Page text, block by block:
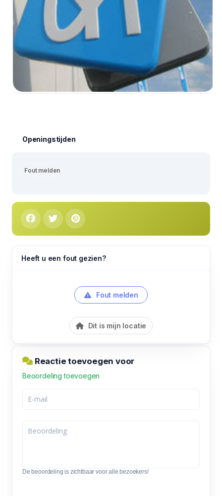
Openingstijden
Fout melden
Heeft u een fout gezien?
Fout melden
Dit is mijn locatie
Reactie toevoegen voor
Beoordeling toevoegen
De beoordeling is zichtbaar voor alle bezoekers!